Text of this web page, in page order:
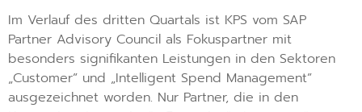
Im Verlauf des dritten Quartals ist KPS vom SAP
Partner Advisory Council als Fokuspartner mit
besonders signifikanten Leistungen in den Sektoren
„Customer” und „Intelligent Spend Management”
ausgezeichnet worden. Nur Partner, die in den